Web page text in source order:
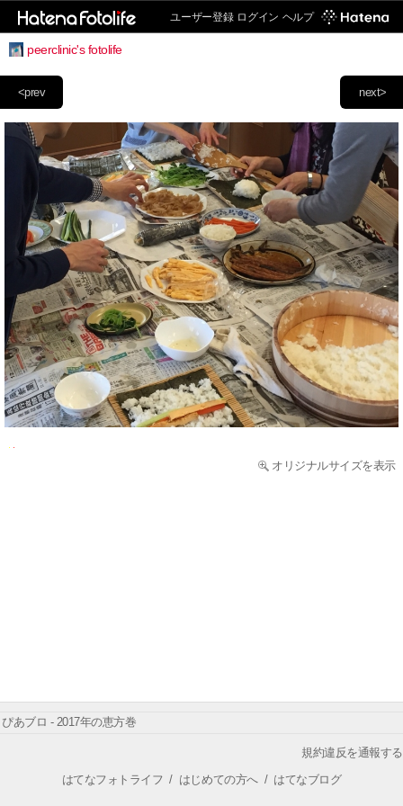
ユーザー登録 ログイン ヘルプ
peerclinic's fotolife
next>
<prev
オリジナルサイズを表示
ぴあブロ - 2017年の恵方巻
規約違反を通報する
はてなフォトライフ / はじめての方へ/ はてなブログ